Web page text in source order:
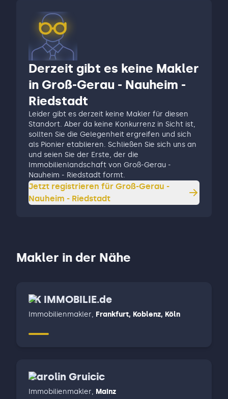
Derzeit gibt es keine Makler
in Groß-Gerau - Nauheim -
Riedstadt
Leider gibt es derzeit keine Makler für diesen
Standort. Aber da keine Konkurrenz in Sicht ist,
sollten Sie die Gelegenheit ergreifen und sich
als Pionier etablieren. Schließen Sie sich uns an
und seien Sie der Erste, der die
Immobilienlandschaft von Groß-Gerau -
Nauheim - Riedstadt formt.
Jetzt registrieren für Groß-Gerau -
Nauheim - Riedstadt
Makler in der Nähe
PK IMMOBILIE.de
Immobilienmakler, Frankfurt, Koblenz, Köln
Carolin Gruicic
Immobilienmakler, Mainz